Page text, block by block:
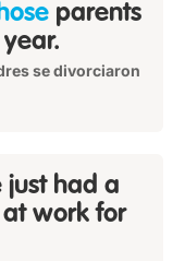
parents
se divorciaron
just had a
work for